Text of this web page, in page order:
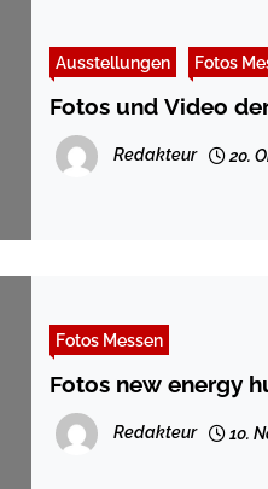
Ausstellungen Fotos
Fotos und Video
Redakteur 20.
Fotos Messen
Fotos new energy
Redakteur 10.